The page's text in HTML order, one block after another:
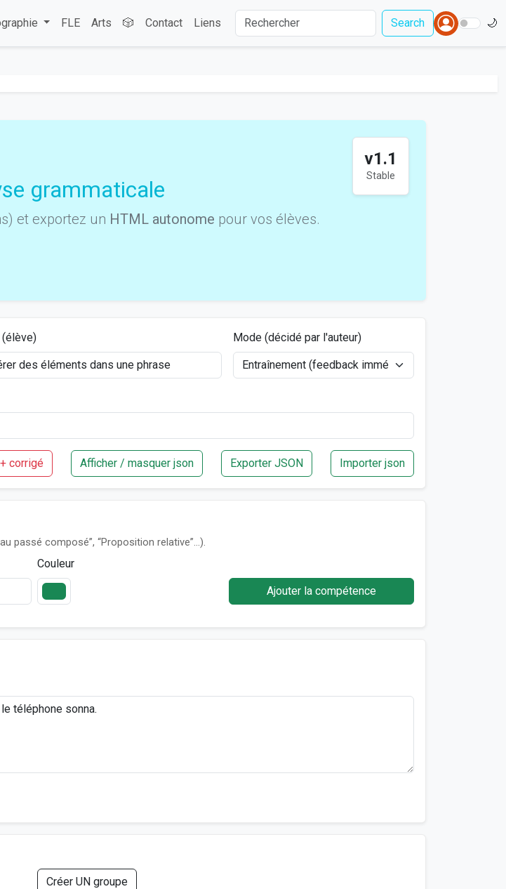
FLE Arts 🎲 Contact Liens Search 🌙
grammaticale
et exportez un HTML autonome pour vos élèves.
v1.1
Stable
Mode (décidé par l'auteur)
corrigé Afficher / masquer json Exporter JSON Importer json
passé composé”, “Proposition relative”…).
Couleur
Ajouter la compétence
Créer UN groupe